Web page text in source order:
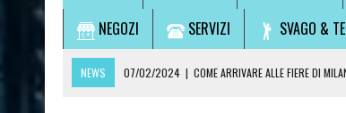
NEGOZI
SERVIZI SVAGO &
NEWS 07/02/2024 | COME ARRIVARE ALLE FIERE DI